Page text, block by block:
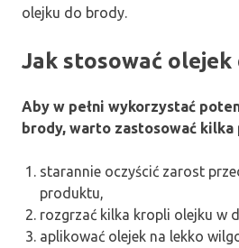
olejku do brody.
Jak stosować olejek
Aby w pełni wykorzystać
brody, warto zastosować kilka
starannie oczyścić zarost
produktu,
rozgrzać kilka kropli olejku w
aplikować olejek na lekko